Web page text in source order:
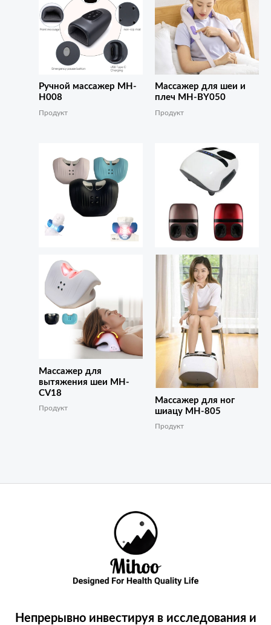
Ручной массажер MH-
H008
Продукт
Массажер для шеи и
плеч MH-BY050
Продукт
Массажер для
вытяжения шеи MH-
CV18
Продукт
Массажер для ног
шиацу MH-805
Продукт
Непрерывно инвестируя в исследования и